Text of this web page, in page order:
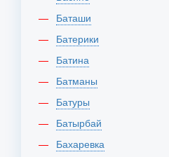
Баташи
Батерики
Батина
Батманы
Батуры
Батырбай
Бахаревка